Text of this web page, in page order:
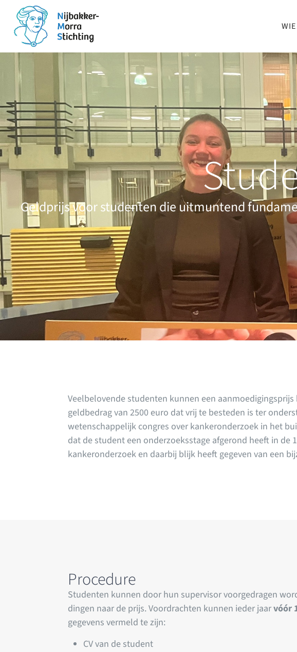
Geldprijs voor studenten die uitmuntend
Veelbelovende studenten kunnen een
geldbedrag van 2500 euro dat vrij te besteden is ter
wetenschappelijk congres over kankeronderzoek in het
dat de student een onderzoeksstage afgerond heeft in
kankeronderzoek en daarbij blijk heeft gegeven van een
Procedure
Studenten kunnen door hun supervisor voorgedragen
dingen naar de prijs. Voordrachten kunnen ieder jaarvóór
gegevens vermeld te zijn:
CV van de student